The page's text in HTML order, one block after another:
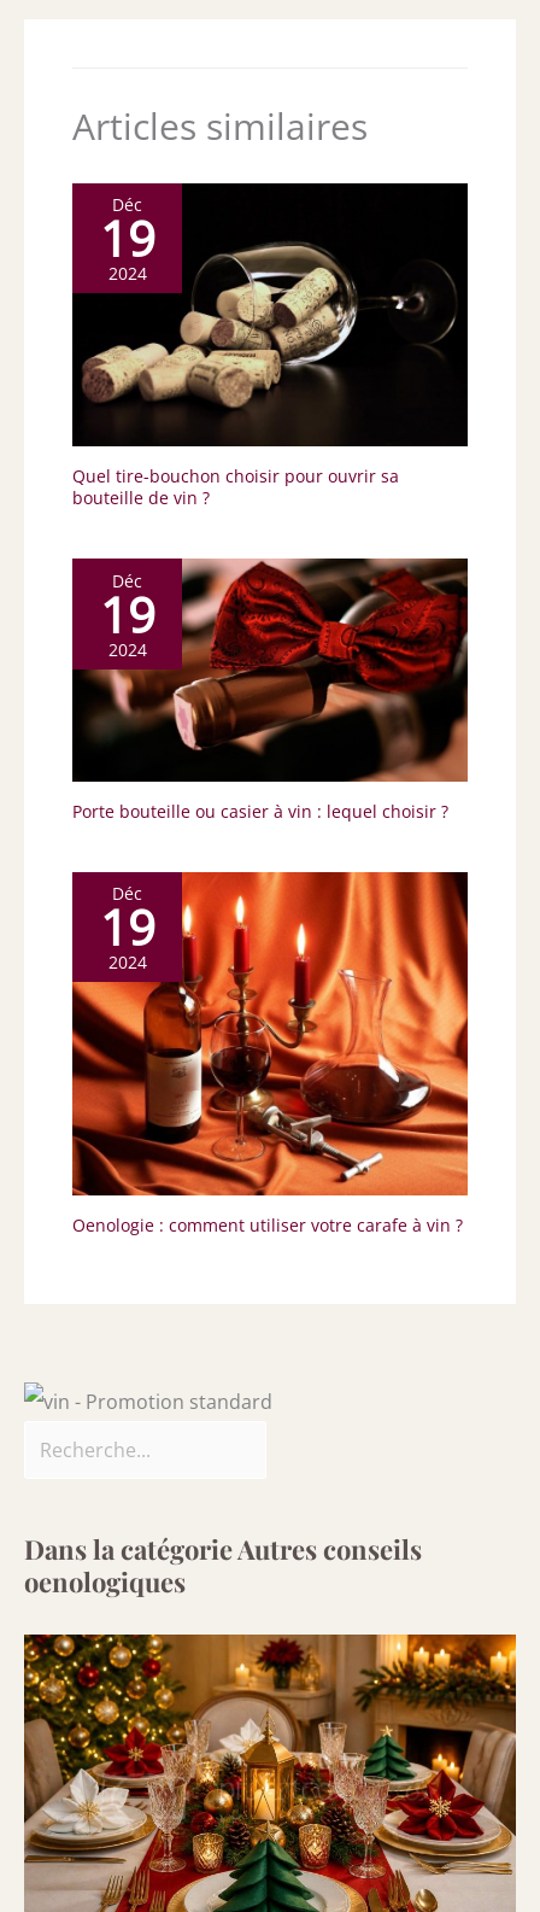
Articles similaires
Déc
19
2024
Quel tire-bouchon choisir pour ouvrir sa
bouteille de vin ?
Déc
19
2024
Porte bouteille ou casier à vin : lequel choisir ?
Déc
19
2024
Oenologie : comment utiliser votre carafe à vin ?
Dans la catégorie Autres conseils
oenologiques